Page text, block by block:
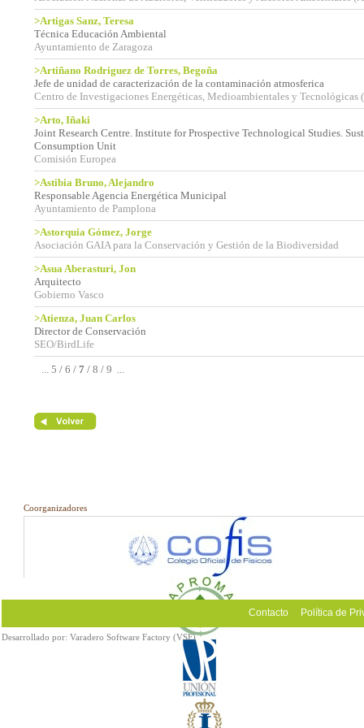
>Artigas Sanz, Teresa
Técnica Educación Ambiental
Ayuntamiento de Zaragoza
>Artiñano Rodriguez de Torres, Begoña
Jefe de unidad de caracterización de la contaminación atmosferica
Centro de Investigaciones Energéticas, Medioambientales y Tecnológicas
>Arto, Iñaki
Joint Research Centre. Institute for Prospective Technological Studies.
Consumption Unit
Comisión Europea
>Astibia Bruno, Alejandro
Responsable Agencia Energética Municipal
Ayuntamiento de Pamplona
>Astorquia Gómez, Jorge
Asociación GAIA para la Conservación y Gestión de la Biodiversidad
>Asua Aberasturi, Jon
Arquitecto
Gobierno Vasco
>Atienza, Juan Carlos
Director de Conservación
SEO/BirdLife
... 5 / 6 / 7 / 8 / 9 ...
Coorganizadores
Contacto Política de
Desarrollado por: Varadero Software Factory (VSF)